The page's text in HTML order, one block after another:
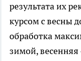
результата их
курсом с весны
обработка
зимой, весенняя